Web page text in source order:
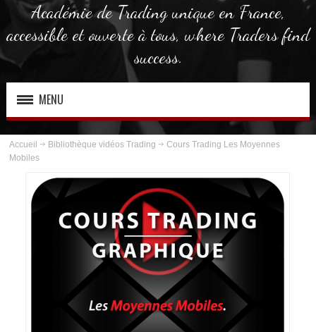
Académie de Trading unique en France,
accessible et ouverte à tous, where Traders find
success.
MENU
ABOUT US
PLANNING
Accueil Bibliothèque vidéos Trading
Cours Trading Les Moyennes
Mobiles